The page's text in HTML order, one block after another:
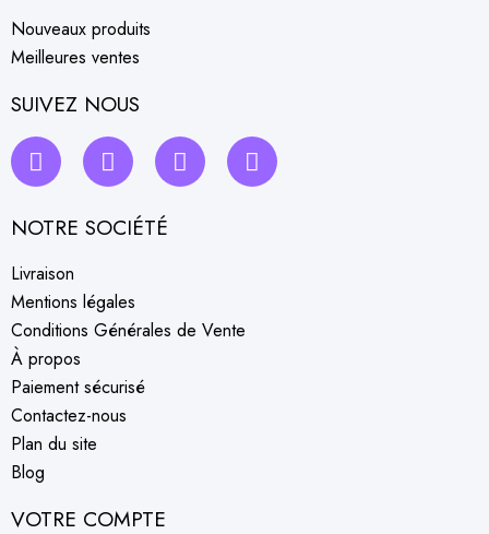
Nouveaux produits
Meilleures ventes
SUIVEZ NOUS
NOTRE SOCIÉTÉ
Livraison
Mentions légales
Conditions Générales de Vente
À propos
Paiement sécurisé
Contactez-nous
Plan du site
Blog
VOTRE COMPTE